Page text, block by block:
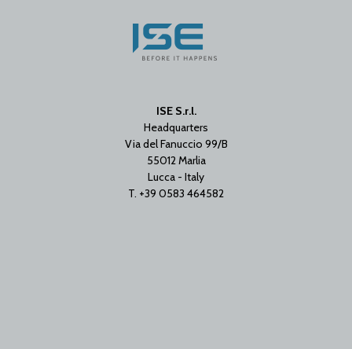
ISE S.r.l.
Headquarters
Via del Fanuccio 99/B
55012 Marlia
Lucca - Italy
T. +39 0583 464582